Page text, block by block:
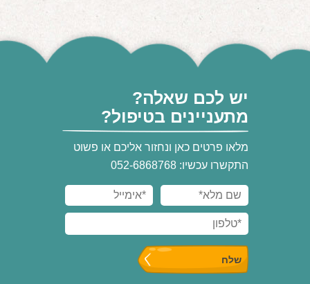
יש לכם שאלה?
מתעניינים בטיפול?
מלאו פרטים כאן ונחזור אליכם או פשוט
התקשרו עכשיו: 052-6868768